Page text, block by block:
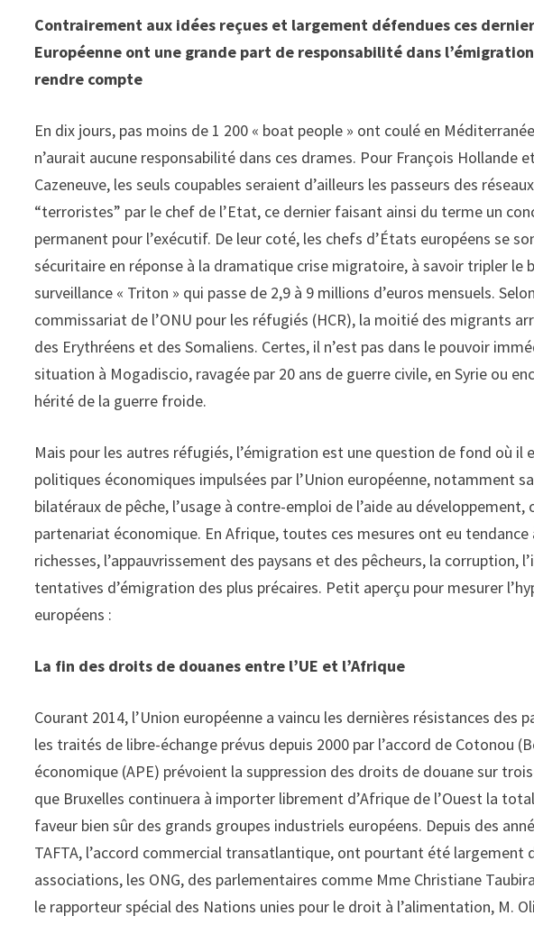
Contrairement aux idées reçues et largement défendues ces
Européenne ont une grande part de responsabilité dans
rendre compte
En dix jours, pas moins de 1 200 « boat people » ont coulé en
n’aurait aucune responsabilité dans ces drames. Pour François Hollande
Cazeneuve, les seuls coupables seraient d’ailleurs les passeurs des
“terroristes” par le chef de l’Etat, ce dernier faisant ainsi du terme un
permanent pour l’exécutif. De leur coté, les chefs d’États européens se
sécuritaire en réponse à la dramatique crise migratoire, à savoir tripler le
surveillance « Triton » qui passe de 2,9 à 9 millions d’euros mensuels.
commissariat de l’ONU pour les réfugiés (HCR), la moitié des migrants
des Erythréens et des Somaliens. Certes, il n’est pas dans le pouvoir
situation à Mogadiscio, ravagée par 20 ans de guerre civile, en Syrie ou
hérité de la guerre froide.
Mais pour les autres réfugiés, l’émigration est une question de fond où il
politiques économiques impulsées par l’Union européenne, notamment
bilatéraux de pêche, l’usage à contre-emploi de l’aide au
partenariat économique. En Afrique, toutes ces mesures ont eu
richesses, l’appauvrissement des paysans et des pêcheurs, la
tentatives d’émigration des plus précaires. Petit aperçu pour mesurer
européens :
La fin des droits de douanes entre l’UE et l’Afrique
Courant 2014, l’Union européenne a vaincu les dernières résistances
les traités de libre-échange prévus depuis 2000 par l’accord de Cotonou
économique (APE) prévoient la suppression des droits de douane sur
que Bruxelles continuera à importer librement d’Afrique de l’Ouest la
faveur bien sûr des grands groupes industriels européens. Depuis des
TAFTA, l’accord commercial transatlantique, ont pourtant été largement
associations, les ONG, des parlementaires comme Mme Christiane
le rapporteur spécial des Nations unies pour le droit à l’alimentation, M.